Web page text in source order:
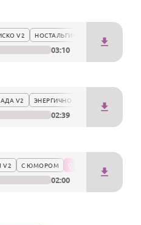
V2 НОСТАЛЬГИЧЕСКИ
03:10
V2 ЭНЕРГИЧНО
02:39
С ЮМОРОМ
02:00